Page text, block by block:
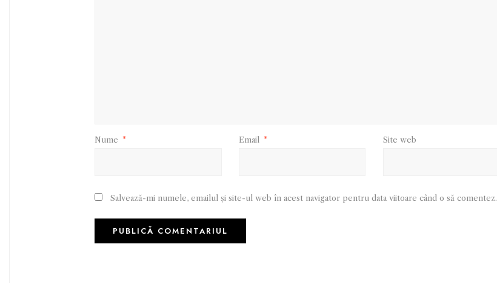
Nume * Email * Site web
Salvează-mi numele, emailul și site-ul web în acest navigator pentru data viitoare când o să comentez.